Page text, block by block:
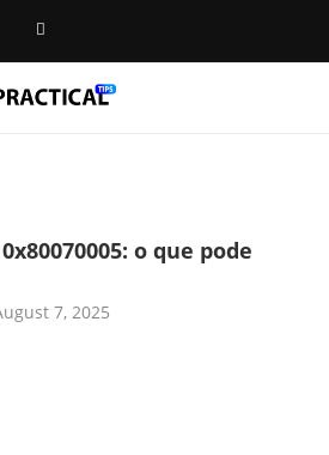
o que pode
7, 2025